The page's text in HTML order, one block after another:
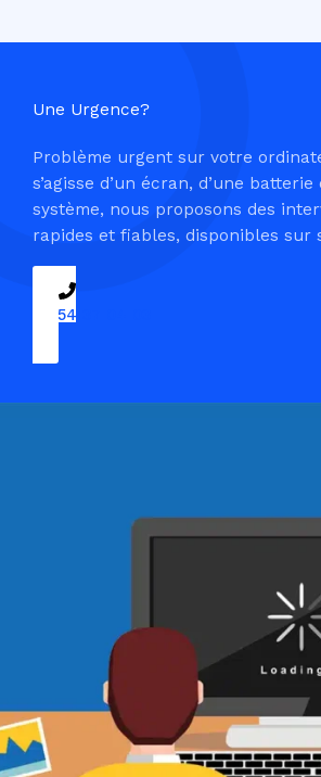
Une Urgence?
Problème urgent sur votre
s’agisse d’un écran, d’une
système, nous proposons des
rapides et fiables, disponibles sur
09 54 37 04 03